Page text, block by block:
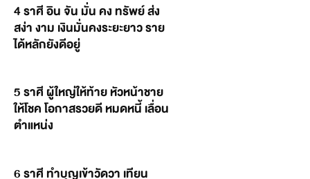
4 ราศี อิน จัน มั่น คง ทรัพย์ ส่ง
สง่า งาม เงินมั่นคงระยะยาว ราย
ได้หลักยังดีอยู่
5 ราศี ผู้ใหญ่ให้ท้าย หัวหน้าชาย
ให้โชค โอกาสรวยดี หมดหนี้ เลื่อน
ตำแหน่ง
6 ราศี ทำบุญเข้าวัดวา เทียน